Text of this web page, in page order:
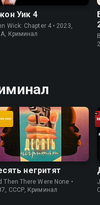
Уик 4
Wick: Chapter 4 • 2023,
Криминал
негритят
Then There Were None •
СССР, Криминал